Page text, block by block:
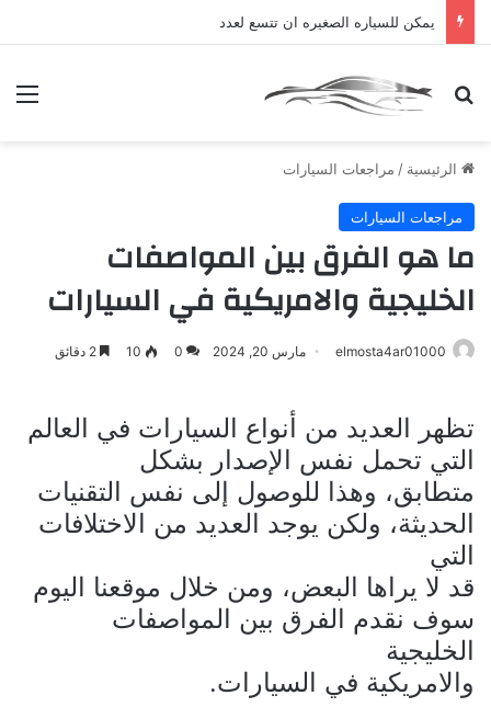
يمكن للسياره الصغيره ان تتسع لعدد
بحث عن
الرئيسية / مراجعات السيارات
مراجعات السيارات
ما هو الفرق بين المواصفات
الخليجية والامريكية في السيارات
elmosta4ar01000 مارس 20, 2024 0
10
تظهر العديد من أنواع السيارات في العالم
التي تحمل نفس الإصدار بشكل
متطابق، وهذا للوصول إلى نفس التقنيات
الحديثة، ولكن يوجد العديد من الاختلافات
التي
قد لا يراها البعض، ومن خلال موقعنا اليوم
سوف نقدم الفرق بين المواصفات
الخليجية
والامريكية في السيارات.